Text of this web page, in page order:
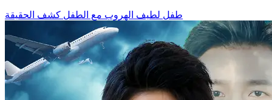
طفل لطيف الهروب مع الطفل كشف الحقيقة